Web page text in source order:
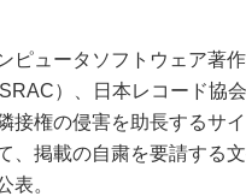
ピュータソフトウェア著
）、日本レコード協
接権の侵害を助長するサ
、掲載の自粛を要請する
表。